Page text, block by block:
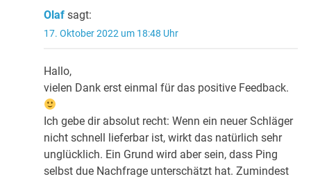
Olaf sagt:
17. Oktober 2022 um 18:48 Uhr
Hallo,
vielen Dank erst einmal für das positive Feedback.
Ich gebe dir absolut recht: Wenn ein neuer Schläger
nicht schnell lieferbar ist, wirkt das natürlich sehr
unglücklich. Ein Grund wird aber sein, dass Ping
selbst due Nachfrage unterschätzt hat. Zumindest